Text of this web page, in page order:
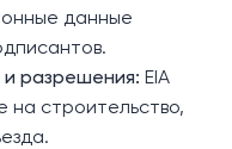
данные
разрешения: EIA
на строительство,